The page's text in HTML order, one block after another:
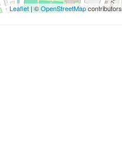
Leaflet | ©OpenStreetMapcontributors